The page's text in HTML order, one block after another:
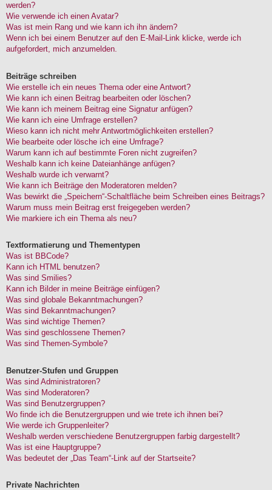
werden?
Wie verwende ich einen Avatar?
Was ist mein Rang und wie kann ich ihn ändern?
Wenn ich bei einem Benutzer auf den E-Mail-Link klicke, werde ich
aufgefordert, mich anzumelden.
Beiträge schreiben
Wie erstelle ich ein neues Thema oder eine Antwort?
Wie kann ich einen Beitrag bearbeiten oder löschen?
Wie kann ich meinem Beitrag eine Signatur anfügen?
Wie kann ich eine Umfrage erstellen?
Wieso kann ich nicht mehr Antwortmöglichkeiten erstellen?
Wie bearbeite oder lösche ich eine Umfrage?
Warum kann ich auf bestimmte Foren nicht zugreifen?
Weshalb kann ich keine Dateianhänge anfügen?
Weshalb wurde ich verwarnt?
Wie kann ich Beiträge den Moderatoren melden?
Was bewirkt die „Speichern“-Schaltfläche beim Schreiben eines Beitrags?
Warum muss mein Beitrag erst freigegeben werden?
Wie markiere ich ein Thema als neu?
Textformatierung und Thementypen
Was ist BBCode?
Kann ich HTML benutzen?
Was sind Smilies?
Kann ich Bilder in meine Beiträge einfügen?
Was sind globale Bekanntmachungen?
Was sind Bekanntmachungen?
Was sind wichtige Themen?
Was sind geschlossene Themen?
Was sind Themen-Symbole?
Benutzer-Stufen und Gruppen
Was sind Administratoren?
Was sind Moderatoren?
Was sind Benutzergruppen?
Wo finde ich die Benutzergruppen und wie trete ich ihnen bei?
Wie werde ich Gruppenleiter?
Weshalb werden verschiedene Benutzergruppen farbig dargestellt?
Was ist eine Hauptgruppe?
Was bedeutet der „Das Team“-Link auf der Startseite?
Private Nachrichten